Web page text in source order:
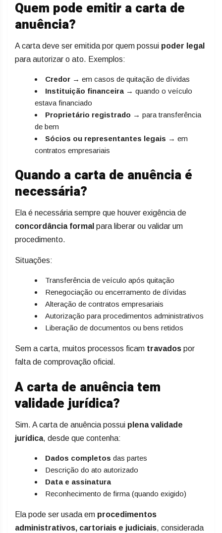
Quem pode emitir a carta de
anuência?
A carta deve ser emitida por quem possui poder legal
para autorizar o ato. Exemplos:
Credor → em casos de quitação de dívidas
Instituição financeira → quando o veículo
estava financiado
Proprietário registrado → para transferência
de bem
Sócios ou representantes legais → em
contratos empresariais
Quando a carta de anuência é
necessária?
Ela é necessária sempre que houver exigência de
concordância formal para liberar ou validar um
procedimento.
Situações:
Transferência de veículo após quitação
Renegociação ou encerramento de dívidas
Alteração de contratos empresariais
Autorização para procedimentos administrativos
Liberação de documentos ou bens retidos
Sem a carta, muitos processos ficam travados por
falta de comprovação oficial.
A carta de anuência tem
validade jurídica?
Sim. A carta de anuência possui plena validade
jurídica, desde que contenha:
Dados completos das partes
Descrição do ato autorizado
Data e assinatura
Reconhecimento de firma (quando exigido)
Ela pode ser usada em procedimentos
administrativos, cartoriais e judiciais, considerada